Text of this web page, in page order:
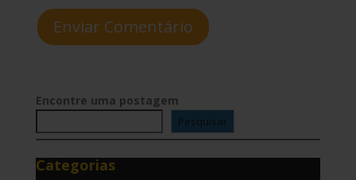
Enviar Comentário
Encontre uma postagem
Pesquisar
Categorias